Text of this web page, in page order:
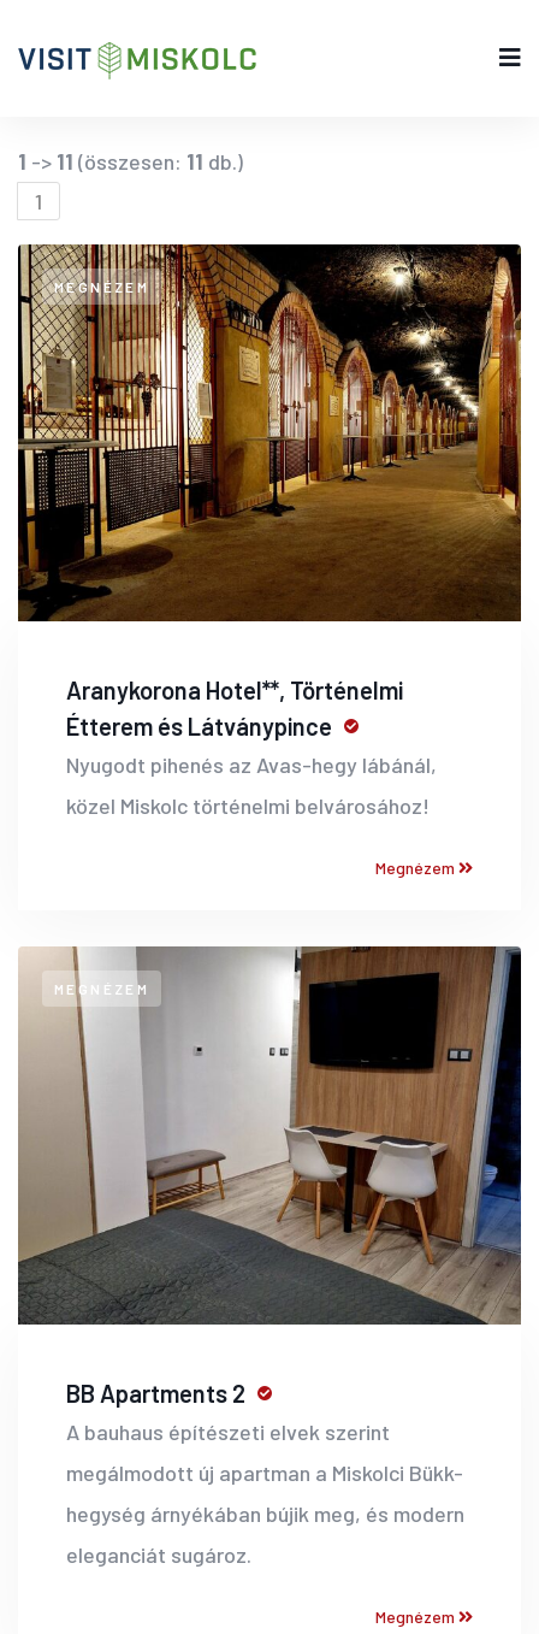
1 -> 11 (összesen: 11 db.)
1
MEGNÉZEM
Aranykorona Hotel**, Történelmi
Étterem és Látványpince
Nyugodt pihenés az Avas-hegy lábánál,
közel Miskolc történelmi belvárosához!
Megnézem
MEGNÉZEM
BB Apartments 2
A bauhaus építészeti elvek szerint
megálmodott új apartman a Miskolci Bükk-
hegység árnyékában bújik meg, és modern
eleganciát sugároz.
Megnézem